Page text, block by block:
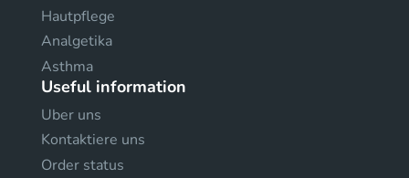
Hautpflege
Analgetika
Asthma
Useful information
Uber uns
Kontaktiere uns
Order status